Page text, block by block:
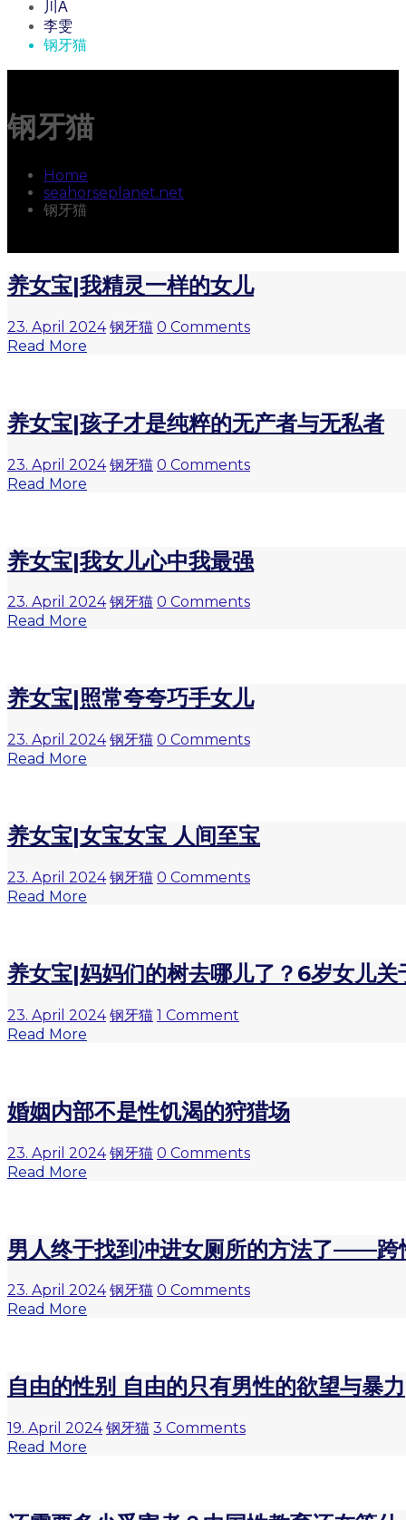
川A
李雯
钢牙猫
钢牙猫
Home
seahorseplanet.net
钢牙猫
养女宝|我精灵一样的女儿
23. April 2024 钢牙猫 0 Comments
Read More
养女宝|孩子才是纯粹的无产者与无私者
23. April 2024 钢牙猫 0 Comments
Read More
养女宝|我女儿心中我最强
23. April 2024 钢牙猫 0 Comments
Read More
养女宝|照常夸夸巧手女儿
23. April 2024 钢牙猫 0 Comments
Read More
养女宝|女宝女宝 人间至宝
23. April 2024 钢牙猫 0 Comments
Read More
养女宝|妈妈们的树去哪儿了？6岁女儿关
23. April 2024 钢牙猫 1 Comment
Read More
婚姻内部不是性饥渴的狩猎场
23. April 2024 钢牙猫 0 Comments
Read More
男人终于找到冲进女厕所的方法了——跨
23. April 2024 钢牙猫 0 Comments
Read More
自由的性别 自由的只有男性的欲望与暴力
19. April 2024 钢牙猫 3 Comments
Read More